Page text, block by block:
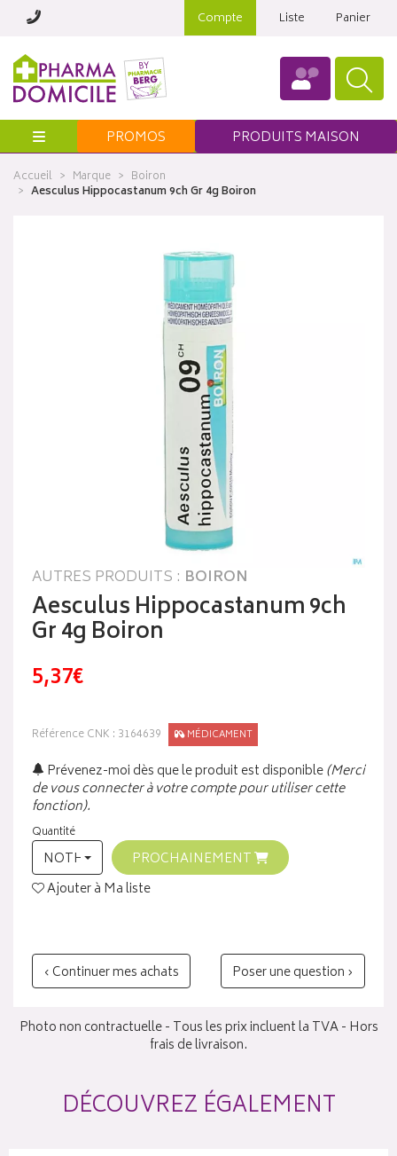
Compte Liste Panier
Menu PROMOS PRODUITS MAISON
Accueil Marque
Boiron
Aesculus Hippocastanum 9ch Gr 4g Boiron
AUTRES PRODUITS : BOIRON
Aesculus Hippocastanum 9ch
Gr 4g Boiron
5,37€
Référence CNK : 3164639 MÉDICAMENT
Prévenez-moi dès que le produit est disponible(Merci
de vous connecter à votre compte pour utiliser cette
fonction).
Quantité
NOTHING SELECTEDPROCHAINEMENT
Ajouter à Ma liste
‹ Continuer mes achats Poser une question ›
Photo non contractuelle - Tous les prix incluent la TVA - Hors
frais de livraison.
DÉCOUVREZ ÉGALEMENT